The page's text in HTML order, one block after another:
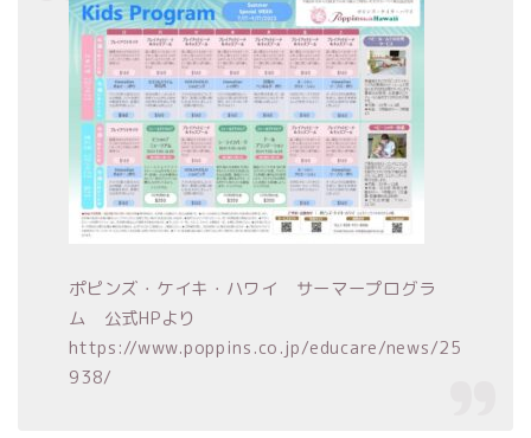
ポピンズ・ケイキ・ハワイ サーマープログラ
ム 公式HPより
https://www.poppins.co.jp/educare/news/25
938/